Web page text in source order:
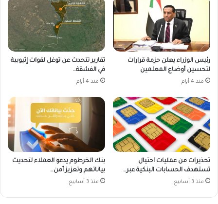
رئيس الوزراء يعلن حزمة قرارات
لتحسين أوضاع المعلمين
منذ 4 أيام
تقارير تتحدث عن توغل لقوات إثيوبية
في الفشقة…
منذ 4 أيام
تحذيرات من عمليات احتيال
تستهدف الحسابات البنكية عبر…
منذ 3 أسابيع
بنك الخرطوم يدعو العملاء لتحديث
بياناتهم وتعزيز أمن…
منذ 3 أسابيع